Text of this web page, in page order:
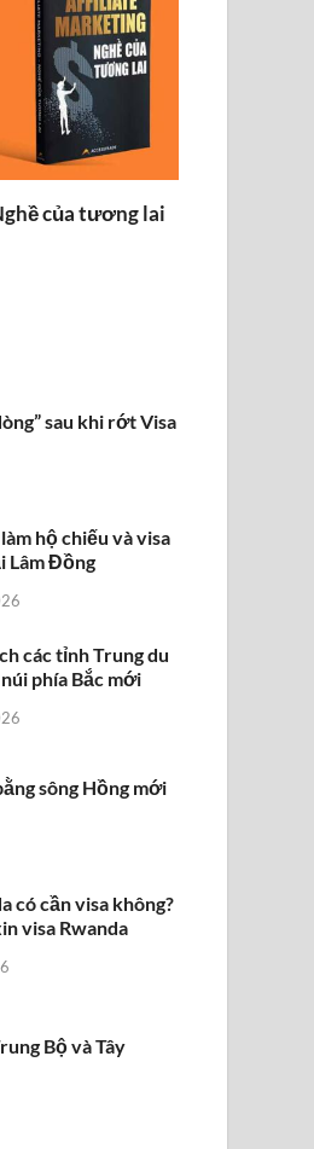
của tương lai
sau khi rớt Visa
hộ chiếu và visa
Lâm Đồng
các tỉnh Trung du
phía Bắc mới
sông Hồng mới
có cần visa không?
visa Rwanda
Bộ và Tây